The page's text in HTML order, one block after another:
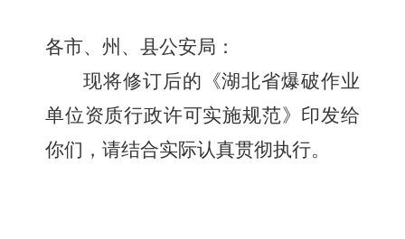
各市、州、县公安局：
现将修订后的《湖北省爆破作业
单位资质行政许可实施规范》印发给
你们，请结合实际认真贯彻执行。